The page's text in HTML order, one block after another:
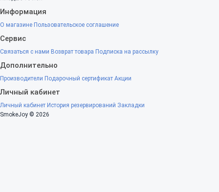
Информация
О магазине Пользовательское соглашение
Сервис
Связаться с нами Возврат товара Подписка на рассылку
Дополнительно
Производители Подарочный сертификат Акции
Личный кабинет
Личный кабинет История резервирований Закладки
SmokeJoy © 2026